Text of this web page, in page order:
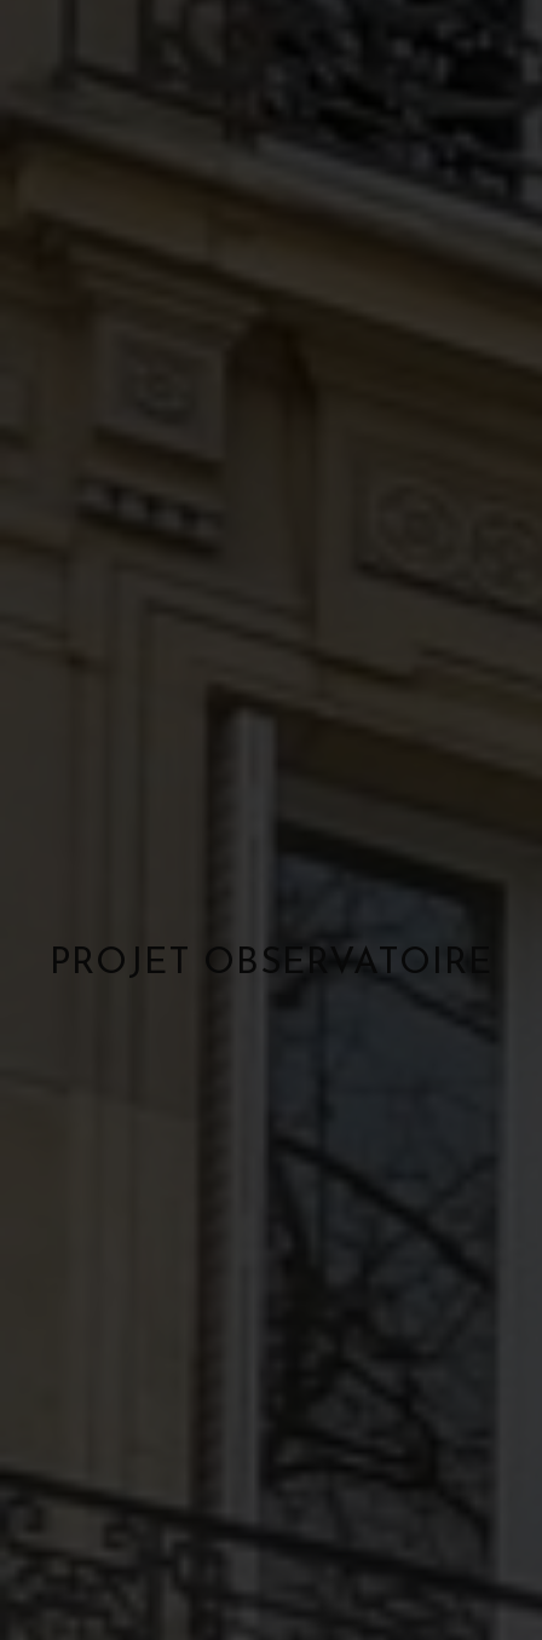
PROJET OBSERVATOIRE